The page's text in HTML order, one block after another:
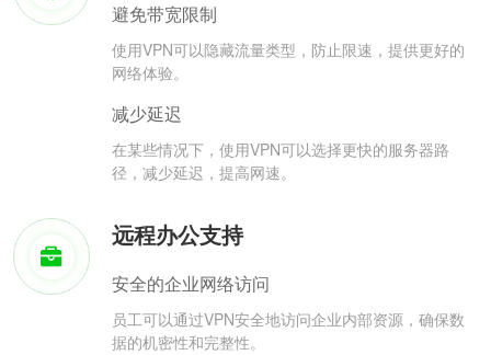
避免带宽限制
使用VPN可以隐藏流量类型，防止限速，提供更好的
网络体验。
减少延迟
在某些情况下，使用VPN可以选择更快的服务器路
径，减少延迟，提高网速。
远程办公支持
安全的企业网络访问
员工可以通过VPN安全地访问企业内部资源，确保数
据的机密性和完整性。